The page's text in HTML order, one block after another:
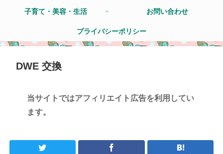
子育て・美容・生活 お問い合わせ
プライバシーポリシー
DWE 交換
当サイトではアフィリエイト広告を利用してい
ます。